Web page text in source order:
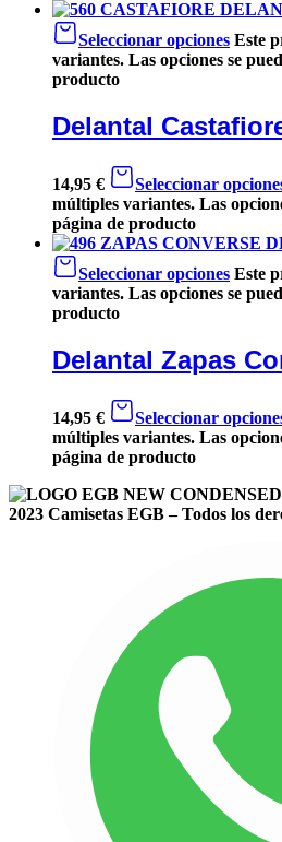
Seleccionar opciones Este
variantes. Las opciones se
producto
Delantal
14,95 € Seleccionar
múltiples variantes. Las
página de producto
Seleccionar opciones Este
variantes. Las opciones se
producto
Delantal Zapas
14,95 € Seleccionar
múltiples variantes. Las
página de producto
2023 Camisetas EGB – Todos los